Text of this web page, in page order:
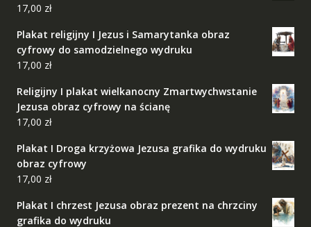
17,00 zł
Plakat religijny I Jezus i Samarytanka obraz
cyfrowy do samodzielnego wydruku
17,00 zł
Religijny I plakat wielkanocny Zmartwychwstanie
Jezusa obraz cyfrowy na ścianę
17,00 zł
Plakat I Droga krzyżowa Jezusa grafika do wydruku
obraz cyfrowy
17,00 zł
Plakat I chrzest Jezusa obraz prezent na chrzciny
grafika do wydruku